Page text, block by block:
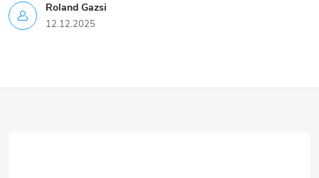
Roland Gazsi
12.12.2025